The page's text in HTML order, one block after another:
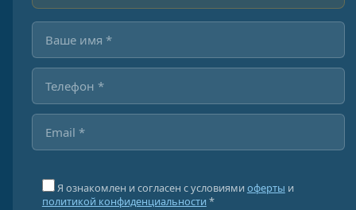
Я ознакомлен и согласен с условиями оферты и
политикой конфиденциальности *